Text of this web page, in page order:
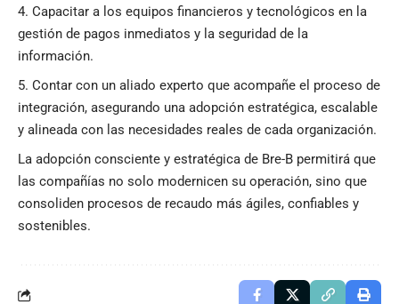
Capacitar a los equipos financieros y tecnológicos en la
gestión de pagos inmediatos y la seguridad de la
información.
Contar con un aliado experto que acompañe el proceso de
integración, asegurando una adopción estratégica, escalable
y alineada con las necesidades reales de cada organización.
La adopción consciente y estratégica de Bre-B permitirá que
las compañías no solo modernicen su operación, sino que
consoliden procesos de recaudo más ágiles, confiables y
sostenibles.